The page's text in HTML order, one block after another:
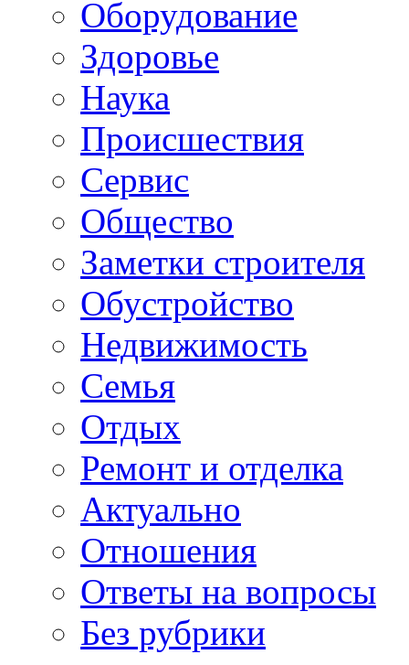
Oборудование
Здоровье
Наука
Происшествия
Сервис
Общество
Заметки строителя
Обустройство
Недвижимость
Семья
Отдых
Ремонт и отделка
Актуально
Отношения
Ответы на вопросы
Без рубрики